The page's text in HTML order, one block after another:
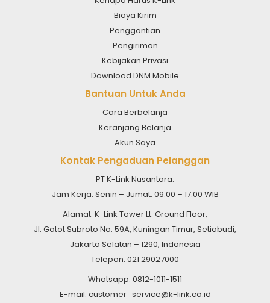
Biaya Kirim
Penggantian
Pengiriman
Kebijakan Privasi
Download DNM Mobile
Bantuan Untuk Anda
Cara Berbelanja
Keranjang Belanja
Akun Saya
Kontak Pengaduan Pelanggan
PT K-Link Nusantara:
Jam Kerja: Senin – Jumat: 09:00 – 17:00 WIB
Alamat: K-Link Tower Lt. Ground Floor,
Jl. Gatot Subroto No. 59A, Kuningan Timur, Setiabudi,
Jakarta Selatan – 1290, Indonesia
Telepon: 021 29027000
Whatsapp: 0812-1011-1511
E-mail: customer_service@k-link.co.id